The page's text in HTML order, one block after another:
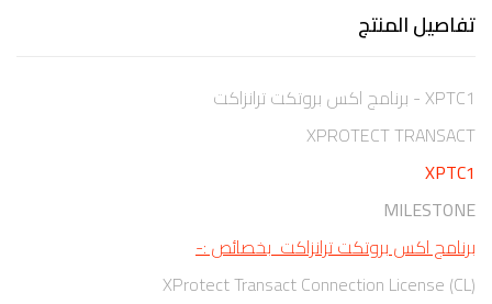
تفاصيل المنتج
XPTC1 - برنامج اكس بروتكت ترانزاكت
XPROTECT TRANSACT
XPTC1
MILESTONE
برنامج اكس بروتكت ترانزاكت بخصائص :-
XProtect Transact Connection License (CL)